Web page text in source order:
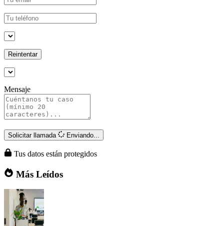
Reintentar
Mensaje
Solicitar llamada Enviando...
Tus datos están protegidos
Más Leídos